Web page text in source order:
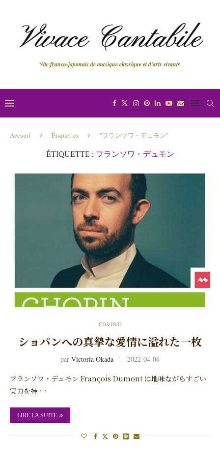
Site franco-japonais de musique classique et d'arts vivants
Accueil Étiquettes "フランソワ・デュモン"
ÉTIQUETTE : フランソワ・デュモン
CD&DVD
ショパンへの真摯な愛情に溢れた一枚
par Victoria Okada 2022-04-06
フランソワ・デュモン François Dumont は地味ながらすごい
実力を持 …
LIRE LA SUITE